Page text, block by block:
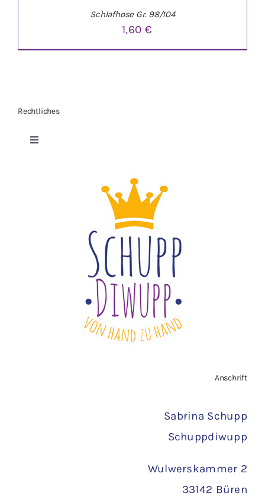
Schlafhose Gr. 98/104
1,60 €
Rechtliches
Toggle
Widerrufsbelehrung
Anschrift
Sabrina Schupp
Schuppdiwupp
Wulwerskammer 2
33142 Büren